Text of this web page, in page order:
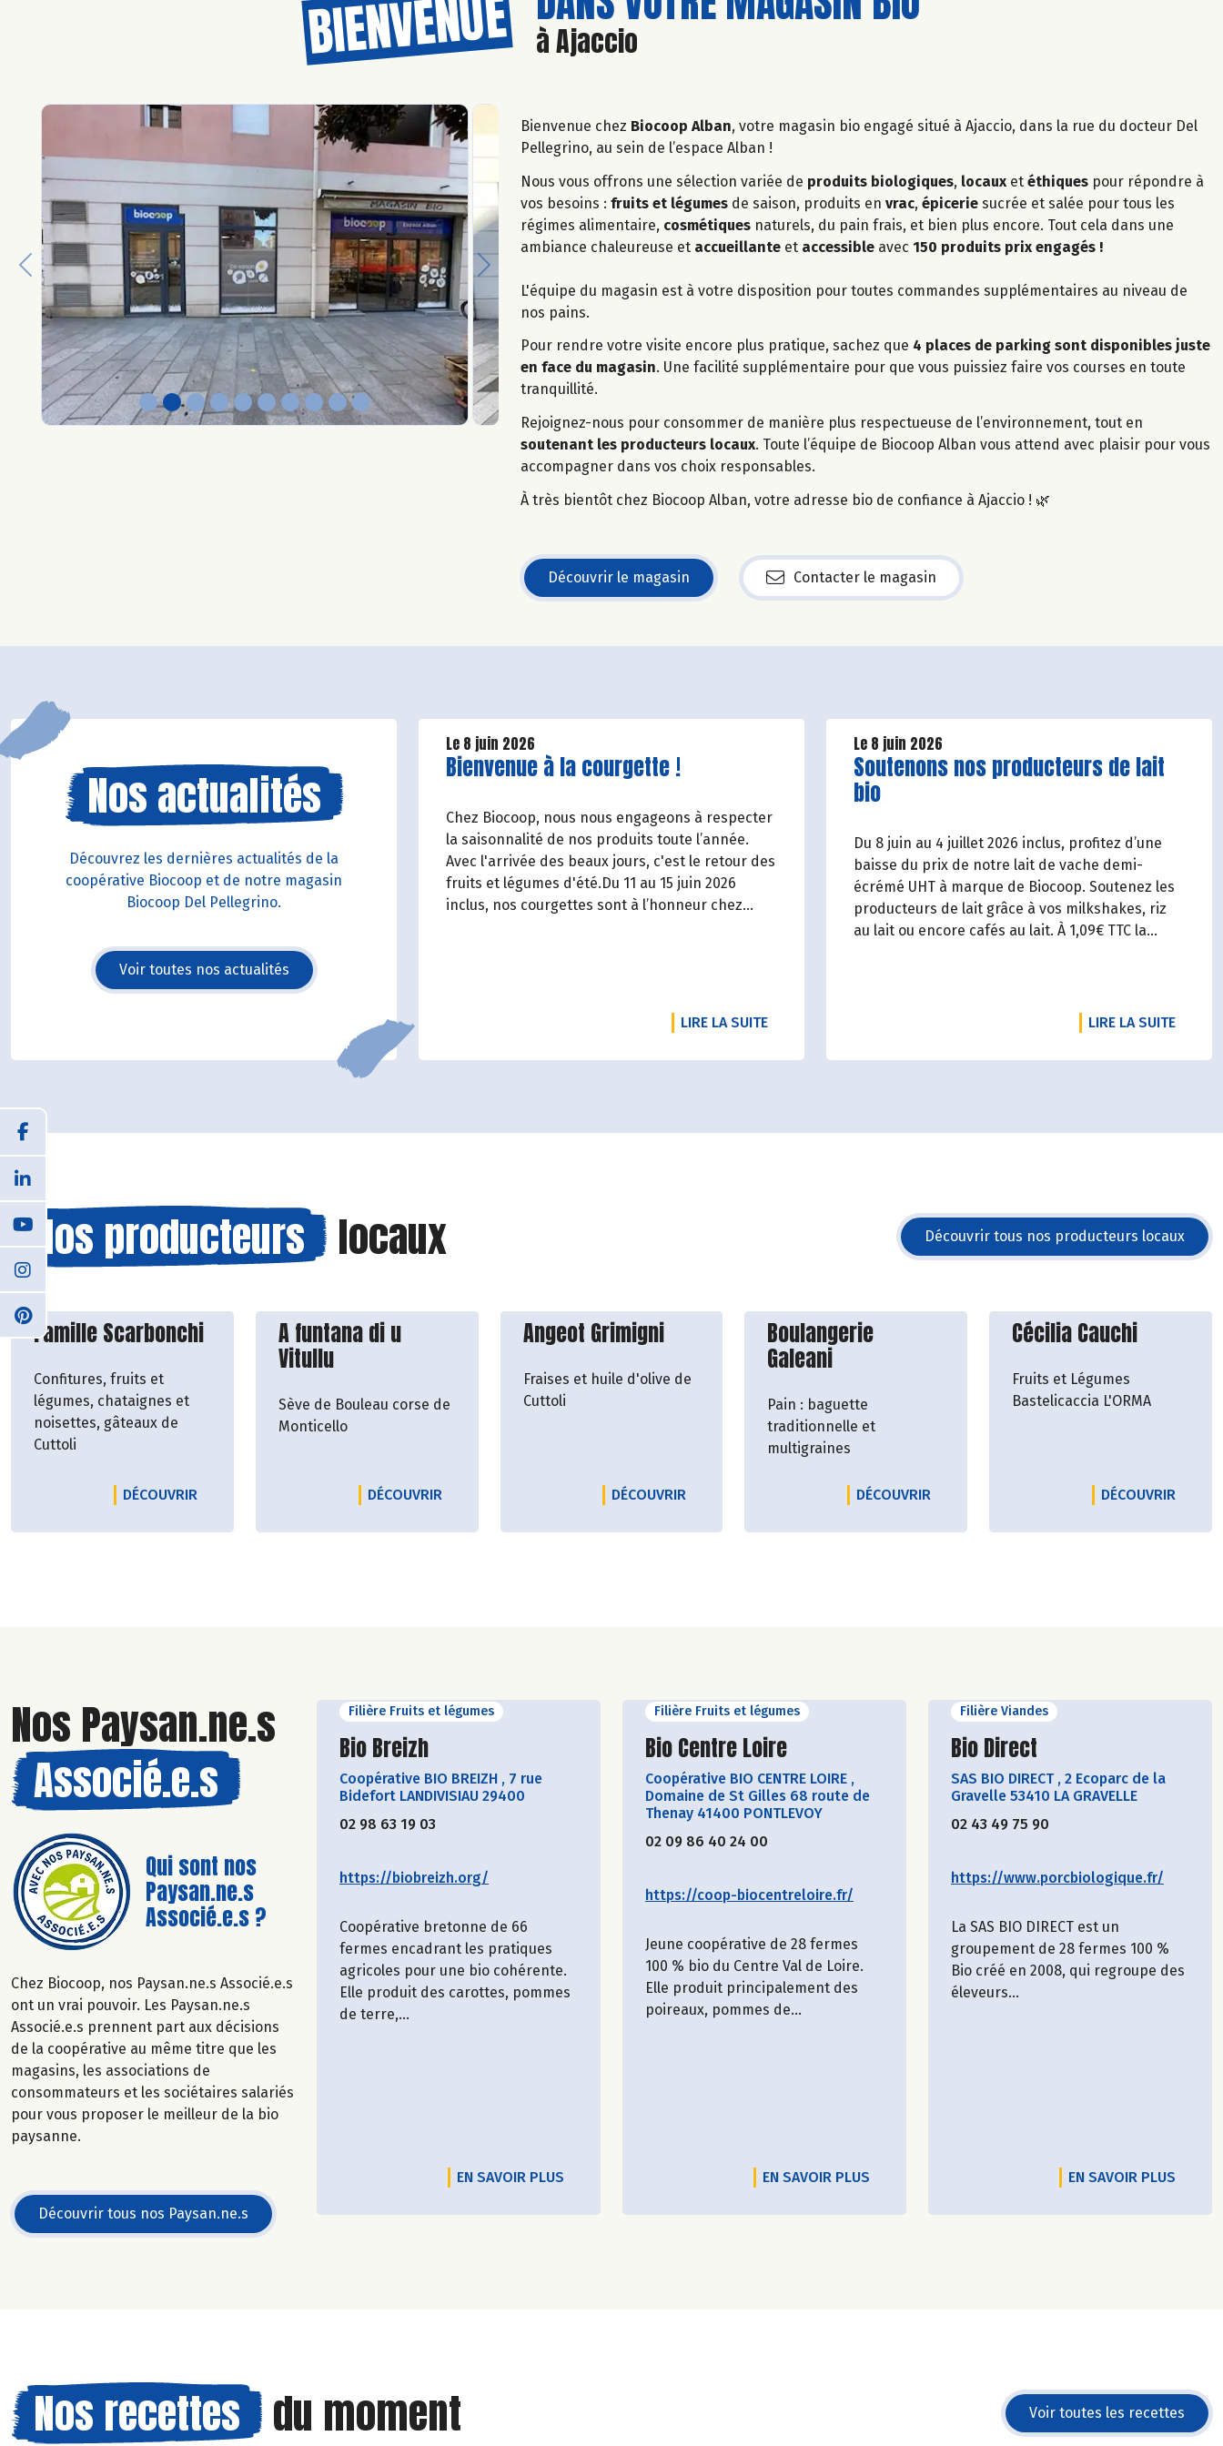
BIENVENUE à Ajaccio
Previous Next
Bienvenue chez Biocoop Alban, votre magasin bio engagé situé à Ajaccio, dans la rue du docteur Del
Pellegrino, au sein de l’espace Alban !
Nous vous offrons une sélection variée de produits biologiques, locaux et éthiques pour répondre à
vos besoins : fruits et légumes de saison, produits en vrac, épicerie sucrée et salée pour tous les
régimes alimentaire, cosmétiques naturels, du pain frais, et bien plus encore. Tout cela dans une
ambiance chaleureuse et accueillante et accessible avec 150 produits prix engagés !
L'équipe du magasin est à votre disposition pour toutes commandes supplémentaires au niveau de
nos pains.
Pour rendre votre visite encore plus pratique, sachez que 4 places de parking sont disponibles juste
en face du magasin. Une facilité supplémentaire pour que vous puissiez faire vos courses en toute
tranquillité.
Rejoignez-nous pour consommer de manière plus respectueuse de l’environnement, tout en
soutenant les producteurs locaux. Toute l’équipe de Biocoop Alban vous attend avec plaisir pour vous
accompagner dans vos choix responsables.
À très bientôt chez Biocoop Alban, votre adresse bio de confiance à Ajaccio ! 🌿
Découvrir le magasin Contacter le magasin
Nos actualités
Découvrez les dernières actualités de la
coopérative Biocoop et de notre magasin
Biocoop Del Pellegrino.
Voir toutes nos actualités
Le 8 juin 2026
Lire la suite de l'article
Bienvenue à la courgette !
Chez Biocoop, nous nous engageons à respecter
la saisonnalité de nos produits toute l’année.
Avec l'arrivée des beaux jours, c'est le retour des
fruits et légumes d'été.Du 11 au 15 juin 2026
inclus, nos courgettes sont à l’honneur chez
LIRE LA SUITEDE L'ARTICLE BIENVENUE À LA COURGETTE !
Le 8 juin 2026
Lire la suite de l'article
Soutenons nos producteurs de lait
bio
Du 8 juin au 4 juillet 2026 inclus, profitez d’une
baisse du prix de notre lait de vache demi-
écrémé UHT à marque de Biocoop. Soutenez les
producteurs de lait grâce à vos milkshakes, riz
au lait ou encore cafés au lait. À 1,09€ TTC la
LIRE LA SUITEDE
Nos producteurs locaux Découvrir tous nos producteurs locaux
Découvrir le producteur
Famille Scarbonchi
Confitures, fruits et
légumes, chataignes et
noisettes, gâteaux de
Cuttoli
DÉCOUVRIRLE PRODUCTEUR FAMILLE SCARBONCHI
Découvrir le producteur
A funtana di u
Vitullu
Sève de Bouleau corse de
Monticello
DÉCOUVRIRLE PRODUCTEUR A FUNTANA DI U VITULLU
Découvrir le producteur
Angeot Grimigni
Fraises et huile d'olive de
Cuttoli
DÉCOUVRIR LE PRODUCTEUR ANGEOT GRIMIGNI
Découvrir le producteur
Boulangerie
Galeani
Pain : baguette
traditionnelle et
multigraines
DÉCOUVRIR LE PRODUCTEUR BOULANGERIE GALEANI
Découvrir le
Cécilia Cauchi
Fruits et Légumes
Bastelicaccia L'ORMA
DÉCOUVRIRLE
Nos Paysan.ne.s
Associé.e.s
Qui sont nos
Paysan.ne.s
Associé.e.s ?
Chez Biocoop, nos Paysan.ne.s Associé.e.s
ont un vrai pouvoir. Les Paysan.ne.s
Associé.e.s prennent part aux décisions
de la coopérative au même titre que les
magasins, les associations de
consommateurs et les sociétaires salariés
pour vous proposer le meilleur de la bio
paysanne.
Découvrir tous nos Paysan.ne.s
Filière Fruits et légumes
Découvrir le producteur
Bio Breizh
Coopérative BIO BREIZH , 7 rue
Bidefort LANDIVISIAU 29400
02 98 63 19 03
https://biobreizh.org/
Coopérative bretonne de 66
fermes encadrant les pratiques
agricoles pour une bio cohérente.
Elle produit des carottes, pommes
de terre,...
EN SAVOIR PLUS
Filière Fruits et légumes
Découvrir le producteur
Bio Centre Loire
Coopérative BIO CENTRE LOIRE ,
Domaine de St Gilles 68 route de
Thenay 41400 PONTLEVOY
02 09 86 40 24 00
https://coop-biocentreloire.fr/
Jeune coopérative de 28 fermes
100 % bio du Centre Val de Loire.
Elle produit principalement des
poireaux, pommes de...
EN SAVOIR PLUS
Filière Viandes
Découvrir le producteur
Bio Direct
SAS BIO DIRECT , 2 Ecoparc de la
Gravelle 53410 LA GRAVELLE
02 43 49 75 90
https://www.porcbiologique.fr/
La SAS BIO DIRECT est un
groupement de 28 fermes 100 %
Bio créé en 2008, qui regroupe des
éleveurs...
EN SAVOIR PLUS
Nos recettes du moment Voir toutes les recettes